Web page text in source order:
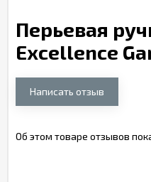
Перьевая
Excellence
Написать отзыв
Об этом товаре отзывов